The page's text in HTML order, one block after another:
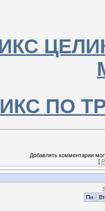
ПО
Добавлять комментарии
[
«
Пн
Вт